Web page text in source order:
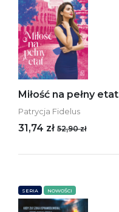
Miłość na pełny etat
Patrycja Fidelus
31,74 zł 52,90 zł
SERIA NOWOŚCI